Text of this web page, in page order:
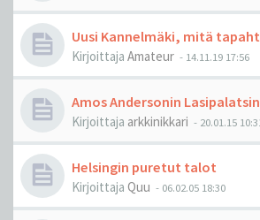
Uusi Kannelmäki, mitä
Kirjoittaja Amateur - 14.11.19 17:56
Amos Andersonin
Kirjoittaja arkkinikkari - 20.01.15
Helsingin puretut talot
Kirjoittaja Quu - 06.02.05 18:30